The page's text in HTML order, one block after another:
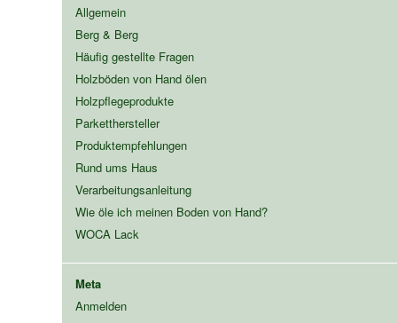
Allgemein
Berg & Berg
Häufig gestellte Fragen
Holzböden von Hand ölen
Holzpflegeprodukte
Parketthersteller
Produktempfehlungen
Rund ums Haus
Verarbeitungsanleitung
Wie öle ich meinen Boden von Hand?
WOCA Lack
Meta
Anmelden